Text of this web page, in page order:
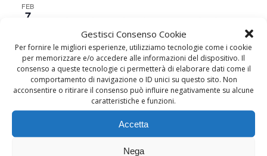
Gestisci Consenso Cookie
Per fornire le migliori esperienze, utilizziamo tecnologie come i cookie
per memorizzare e/o accedere alle informazioni del dispositivo. Il
consenso a queste tecnologie ci permetterà di elaborare dati come il
comportamento di navigazione o ID unici su questo sito. Non
acconsentire o ritirare il consenso può influire negativamente su alcune
caratteristiche e funzioni.
Accetta
Nega
n
t
i
n
t
o
V
i
FEB
7